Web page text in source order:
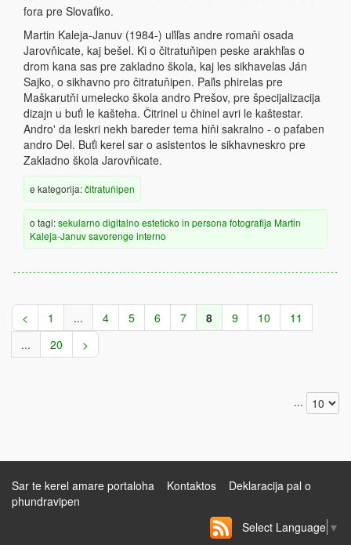
fora pre Slovaťiko.
Martin Kaleja-Januv (1984-) uľiľas andre romaňi osada
Jarovňicate, kaj bešel. Ki o čitratuňipen peske arakhľas o
drom kana sas pre zakladno škola, kaj les sikhavelas Ján
Sajko, o sikhavno pro čitratuňipen. Paľis phirelas pre
Maškarutňi umelecko škola andro Prešov, pre špecijalizacija
dizajn u buťi le kašteha. Čitrinel u čhinel avri le kaštestar.
Andro' da leskri nekh bareder tema hiňi sakralno - o paťaben
andro Del. Buťi kerel sar o asistentos le sikhavneskro pre
Zakladno škola Jarovňicate.
e kategorija:čitratuňipen
o tagi:sekularno digitalno esteticko in persona fotografija Martin
Kaleja-Januvsavorenge interno
< 1 ... 4 5 6 7 8 9 10
11
...
20 >
...
Sar te kerel amare portaloha Kontaktos
Deklaracija pal o
phundravipen
Select Language ▼